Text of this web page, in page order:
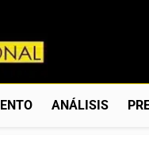
Crónicas,
ANÁLISIS